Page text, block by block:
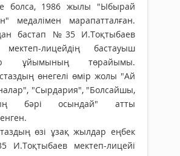
болса, 1986 жылы "Ыбырай
медалімен марапатталған.
бастап №35 И.Тоқтыбаев
лицейдің бастауыш
ұйымының төрайымы.
өнегелі өмір жолы "Ай
"Сырдария", "Болсайшы,
бәрі осындай" атты
өзі ұзақ жылдар еңбек
И.Тоқтыбаев мектеп-лицейі